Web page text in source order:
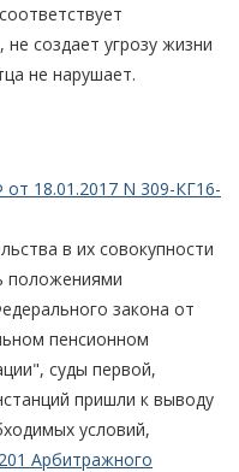
создает угрозу жизни
не нарушает.
18.01.2017 N 309-КГ16-
в их совокупности
положениями
закона от
пенсионном
суды первой,
пришли к выводу
условий,
201 Арбитражного